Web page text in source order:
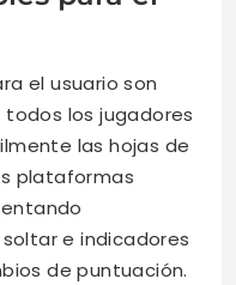
el usuario son
los jugadores
las hojas de
plataformas
e indicadores
de puntuación.